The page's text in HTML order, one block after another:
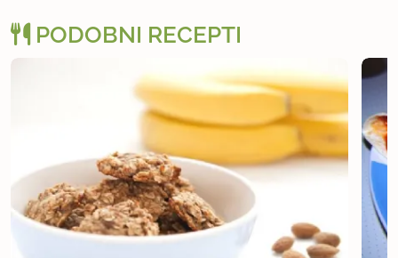
PODOBNI RECEPTI